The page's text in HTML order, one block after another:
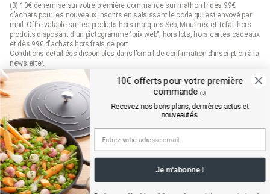
(3) 10€ de remise sur votre première commande sur mathon.fr dès 99€
d’achats pour les nouveaux inscrits en saisissant le code qui est envoyé par
mail. Offre valable sur les produits hors marques Seb, Moulinex et Tefal, hors
produits disposant d'un pictogramme "prix web", hors lots, hors cartes cadeaux
et dès 99€ d'achats hors frais de port.
Conditions détaillées disponibles dans l’email de confirmation d’inscription à la
newsletter.
(4) Offre « Prix web » valable uniquement sur les produits comportant le
pictogramme "prix web". Les produits indiqués "prix web" sont des offres
exclusives au site mathon.fr. Offre non applicable en magasin ou en catalogue.
Mathon.fr est membre de la FEVAD (fédération du e-commerce et de la vente à
distance)
10€ offerts pour votre première
commande (3)
Recevez nos bons plans, dernières actus et
nouveautés.
Je m'abonne !